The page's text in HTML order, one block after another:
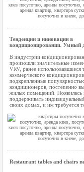
Тенденции и инновации в
кондиционировании. Умный
В индустрии
произошли значительные
VRV, ранее использовавшиеся
коммерческого
подкрепленные
кондиционеров, постепенно
жилых помещений. Появилась
поддерживать
своих домах, и им требуется
Restaurant tables and chairs